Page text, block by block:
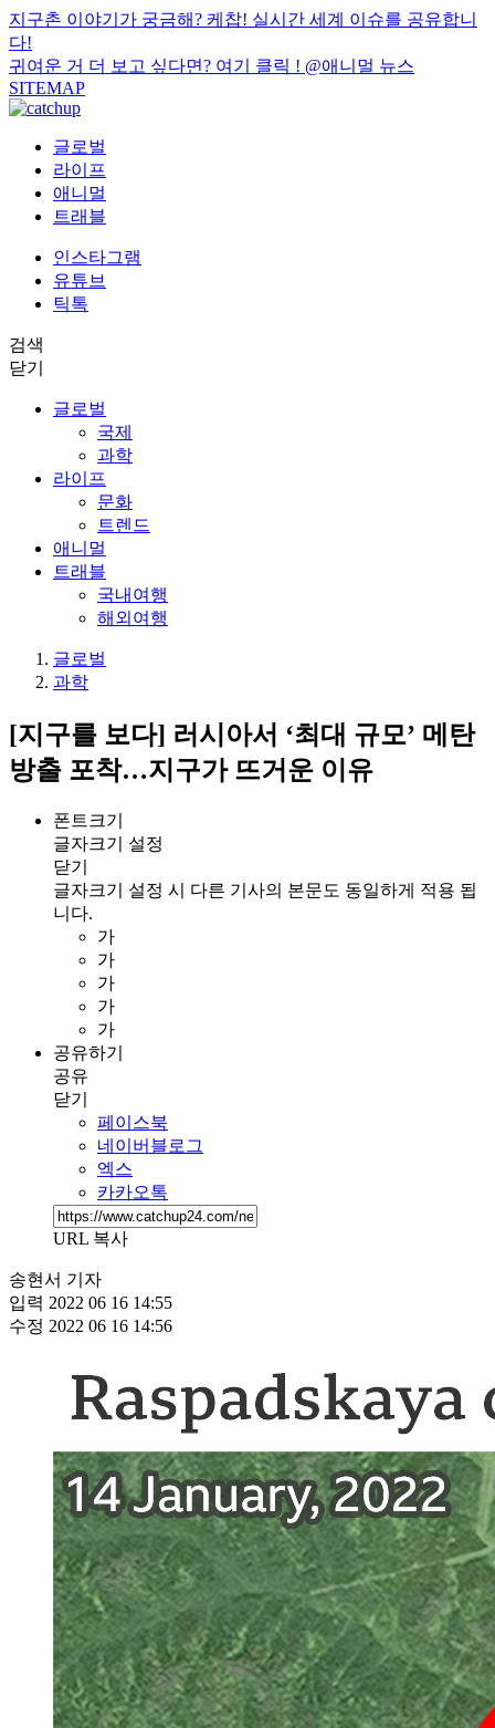
지구촌 이야기가 궁금해? 케찹! 실시간 세계 이슈를 공유합니
다!
귀여운 거 더 보고 싶다면? 여기 클릭 ! @애니멀 뉴스
SITEMAP
글로벌
라이프
애니멀
트래블
인스타그램
유튜브
틱톡
검색
닫기
글로벌
국제
과학
라이프
문화
트렌드
애니멀
트래블
국내여행
해외여행
글로벌
과학
[지구를 보다] 러시아서 ‘최대 규모’ 메탄
방출 포착…지구가 뜨거운 이유
폰트크기
글자크기 설정
닫기
글자크기 설정 시 다른 기사의 본문도 동일하게 적용 됩
니다.
가
가
가
가
가
공유하기
공유
닫기
페이스북
네이버블로그
엑스
카카오톡
URL 복사
송현서 기자
입력 2022 06 16 14:55
수정 2022 06 16 14:56